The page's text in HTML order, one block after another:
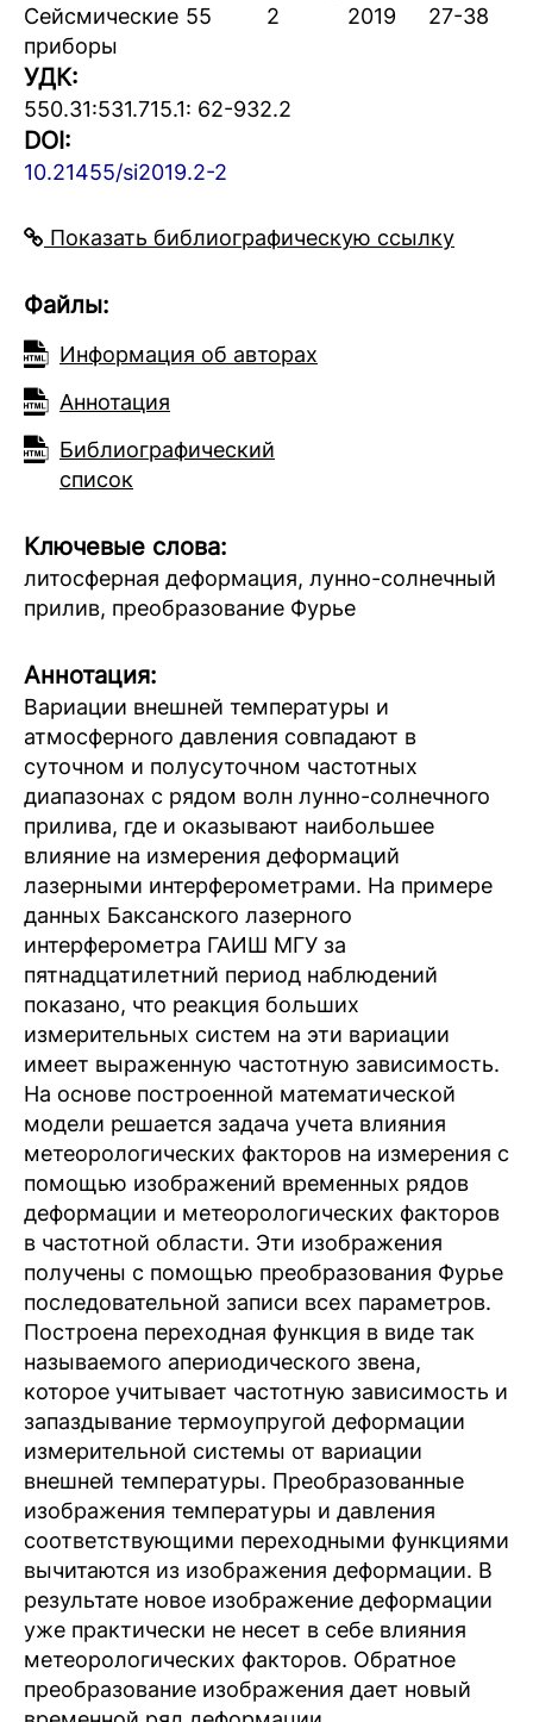
Сейсмические
приборы
55 2 2019 27-38
УДК:
550.31:531.715.1: 62-932.2
DOI:
10.21455/si2019.2-2
Показать библиографическую ссылку
Файлы:
Информация об авторах
Аннотация
Библиографический
список
Ключевые слова:
литосферная деформация, лунно-солнечный
прилив, преобразование Фурье
Аннотация:
Вариации внешней температуры и
атмосферного давления совпадают в
суточном и полусуточном частотных
диапазонах с рядом волн лунно-солнечного
прилива, где и оказывают наибольшее
влияние на измерения деформаций
лазерными интерферометрами. На примере
данных Баксанского лазерного
интерферометра ГАИШ МГУ за
пятнадцатилетний период наблюдений
показано, что реакция больших
измерительных систем на эти вариации
имеет выраженную частотную зависимость.
На основе построенной математической
модели решается задача учета влияния
метеорологических факторов на измерения с
помощью изображений временных рядов
деформации и метеорологических факторов
в частотной области. Эти изображения
получены с помощью преобразования Фурье
последовательной записи всех параметров.
Построена переходная функция в виде так
называемого апериодического звена,
которое учитывает частотную зависимость и
запаздывание термоупругой деформации
измерительной системы от вариации
внешней температуры. Преобразованные
изображения температуры и давления
соответствующими переходными функциями
вычитаются из изображения деформации. В
результате новое изображение деформации
уже практически не несет в себе влияния
метеорологических факторов. Обратное
преобразование изображения дает новый